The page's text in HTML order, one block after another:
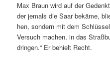
Max Braun wird auf der
der jemals die Saar bekäme,
hen, son­dern mit dem
Ver­such machen, in das
drin­gen.“ Er behielt Recht.